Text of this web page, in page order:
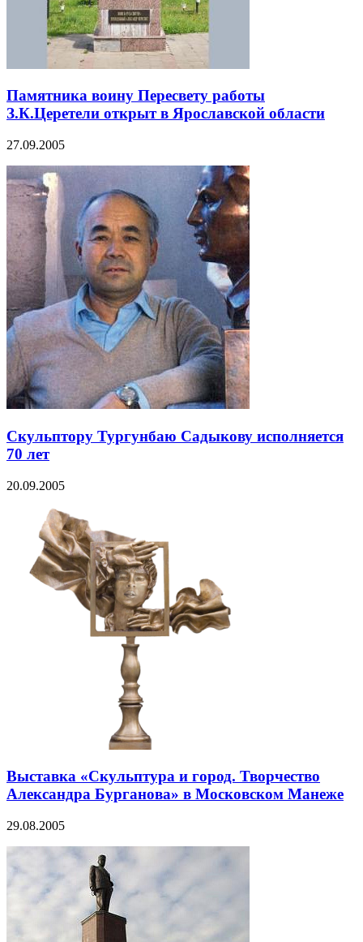
Памятника воину Пересвету работы
З.К.Церетели открыт в Ярославской области
27.09.2005
Скульптору Тургунбаю Садыкову исполняется
70 лет
20.09.2005
Выставка «Скульптура и город. Творчество
Александра Бурганова» в Московском Манеже
29.08.2005